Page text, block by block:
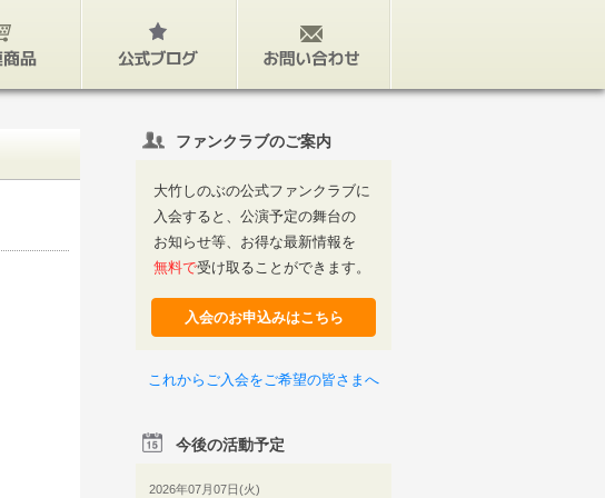
ファンクラブのご案内
大竹しのぶの公式ファンクラブに
入会すると、公演予定の舞台の
お知らせ等、お得な最新情報を
無料で受け取ることができます。
入会のお申込みはこちら
これからご入会をご希望の皆さまへ
今後の活動予定
2026年07月07日(火)